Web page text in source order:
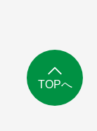
TOPへ